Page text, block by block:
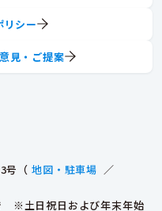
号（ 地図・駐車場 ／
※土日祝日および年末年始
リシー
見・ご提案